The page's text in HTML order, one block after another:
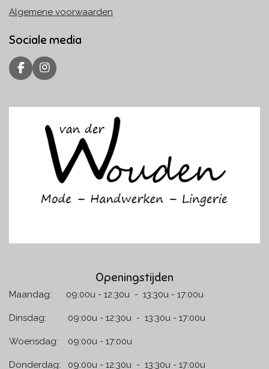
Algemene voorwaarden
Sociale media
F
a
e
I
n
t
g
r
a
m
Openingstijden
Maandag: 09:00u - 12:30u - 13:30u - 17:00u
Dinsdag: 09:00u - 12:30u - 13:30u - 17:00u
Woensdag: 09:00u - 17:00u
Donderdag: 09:00u - 12:30u - 13:30u - 17:00u